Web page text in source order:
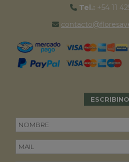
Tel.: +54 11